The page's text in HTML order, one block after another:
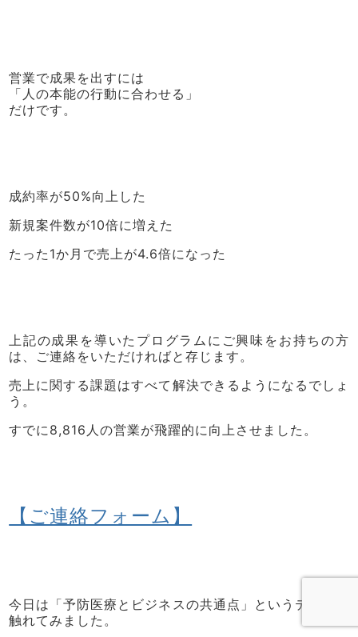
営業で成果を出すには
「人の本能の行動に合わせる」
だけです。
成約率が50%向上した
新規案件数が10倍に増えた
たった1か月で売上が4.6倍になった
上記の成果を導いたプログラムにご興味をお持ちの方
は、ご連絡をいただければと存じます。
売上に関する課題はすべて解決できるようになるでしょ
う。
すでに8,816人の営業が飛躍的に向上させました。
【ご連絡フォーム】
今日は「予防医療とビジネスの共通点」というテーマに
触れてみました。